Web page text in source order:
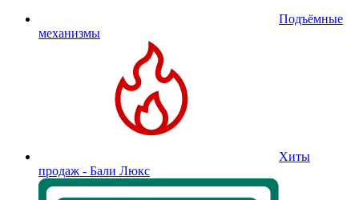
Подъёмные
механизмы
Хиты
продаж - Бали Люкс